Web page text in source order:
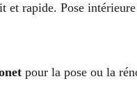
et rapide. Pose
pour la pose ou la